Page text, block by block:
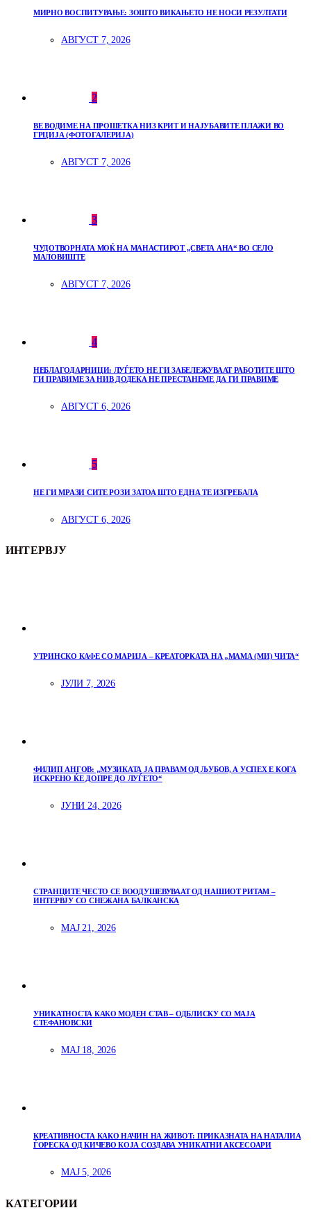
МИРНО ВОСПИТУВАЊЕ: ЗОШТО ВИКАЊЕТО НЕ НОСИ РЕЗУЛТАТИ
АВГУСТ 7, 2026
2
ВЕ ВОДИМЕ НА ПРОШЕТКА НИЗ КРИТ И НАЈУБАВИТЕ ПЛАЖИ ВО
ГРЦИЈА (ФОТОГАЛЕРИЈА)
АВГУСТ 7, 2026
3
ЧУДОТВОРНАТА МОЌ НА МАНАСТИРОТ „СВЕТА АНА“ ВО СЕЛО
МАЛОВИШТЕ
АВГУСТ 7, 2026
4
НЕБЛАГОДАРНИЦИ: ЛУЃЕТО НЕ ГИ ЗАБЕЛЕЖУВААТ РАБОТИТЕ ШТО
ГИ ПРАВИМЕ ЗА НИВ ДОДЕКА НЕ ПРЕСТАНЕМЕ ДА ГИ ПРАВИМЕ
АВГУСТ 6, 2026
5
НЕ ГИ МРАЗИ СИТЕ РОЗИ ЗАТОА ШТО ЕДНА ТЕ ИЗГРЕБАЛА
АВГУСТ 6, 2026
ИНТЕРВЈУ
УТРИНСКО КАФЕ СО МАРИЈА – КРЕАТОРКАТА НА „МАМА (МИ) ЧИТА“
ЈУЛИ 7, 2026
ФИЛИП АНГОВ: „МУЗИКАТА ЈА ПРАВАМ ОД ЉУБОВ, А УСПЕХ Е КОГА
ИСКРЕНО ЌЕ ДОПРЕ ДО ЛУЃЕТО“
ЈУНИ 24, 2026
СТРАНЦИТЕ ЧЕСТО СЕ ВООДУШЕВУВААТ ОД НАШИОТ РИТАМ –
ИНТЕРВЈУ СО СНЕЖАНА БАЛКАНСКА
МАЈ 21, 2026
УНИКАТНОСТА КАКО МОДЕН СТАВ – ОДБЛИСКУ СО МАЈА
СТЕФАНОВСКИ
МАЈ 18, 2026
КРЕАТИВНОСТА КАКО НАЧИН НА ЖИВОТ: ПРИКАЗНАТА НА НАТАЛИА
ЃОРЕСКА ОД КИЧЕВО КОЈА СОЗДАВА УНИКАТНИ АКСЕСОАРИ
МАЈ 5, 2026
КАТЕГОРИИ